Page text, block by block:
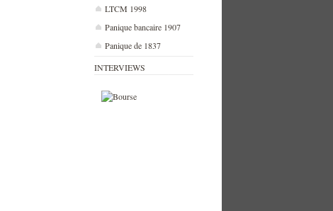
LTCM 1998
Panique bancaire 1907
Panique de 1837
INTERVIEWS